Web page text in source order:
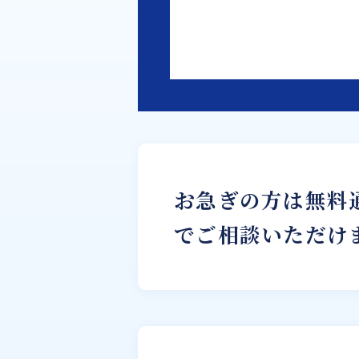
お急ぎの方は無料
でご相談いただけ